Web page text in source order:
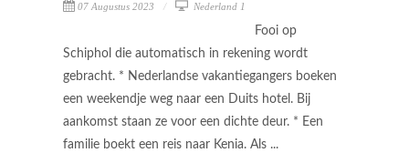
07 Augustus 2023 Nederland 1
Fooi op
Schiphol die automatisch in rekening wordt
gebracht. * Nederlandse vakantiegangers boeken
een weekendje weg naar een Duits hotel. Bij
aankomst staan ze voor een dichte deur. * Een
familie boekt een reis naar Kenia. Als ...